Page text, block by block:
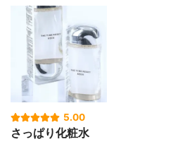
5.00
さっぱり化粧水